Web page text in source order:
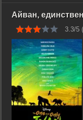
Айван,
3.3/5 (